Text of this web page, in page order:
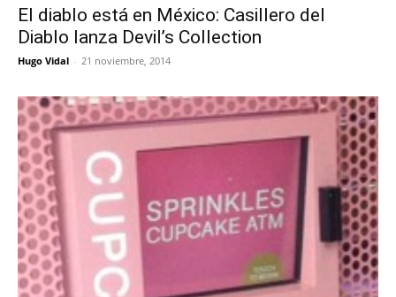
El diablo está en México: Casillero del
Diablo lanza Devil’s Collection
Hugo Vidal - 21 noviembre, 2014